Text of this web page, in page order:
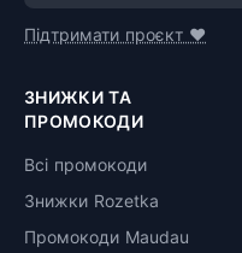
Підтримати проєкт ❤️
ЗНИЖКИ ТА
ПРОМОКОДИ
Всі промокоди
Знижки Rozetka
Промокоди Maudau